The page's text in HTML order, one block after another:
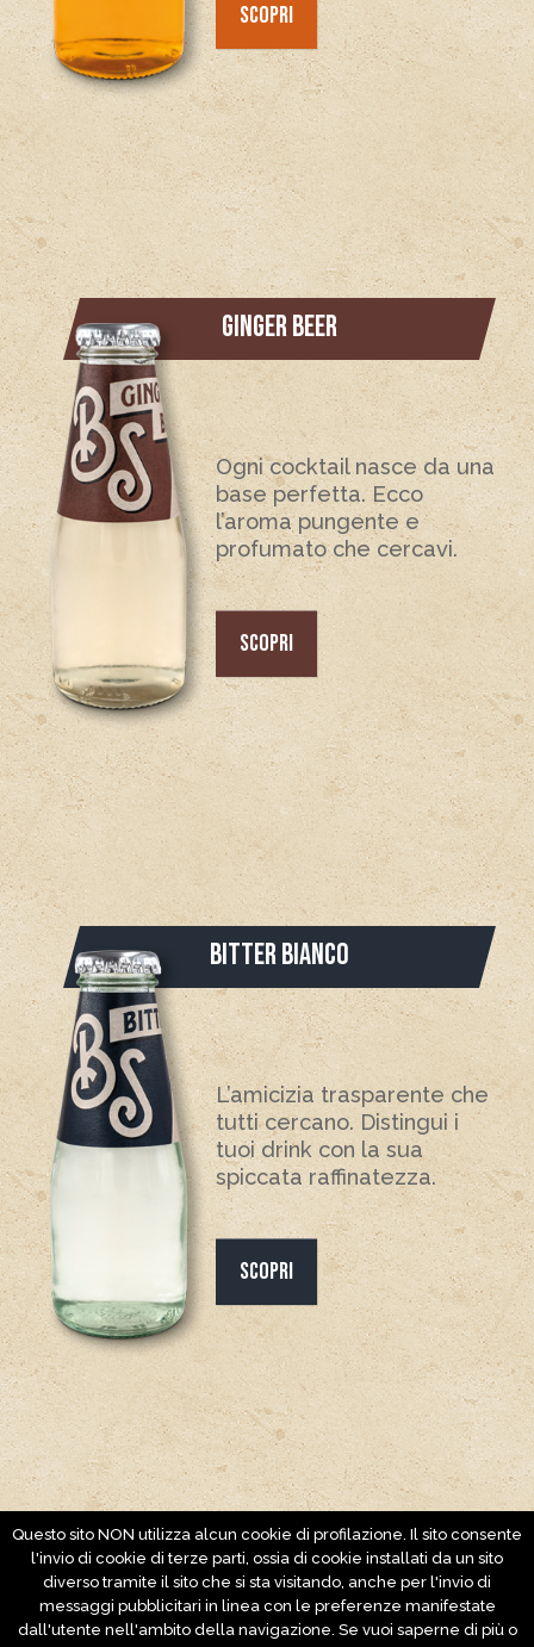
SCOPRI
GINGER BEER
Ogni cocktail nasce da una
base perfetta. Ecco
l’aroma pungente e
profumato che cercavi.
SCOPRI
BITTER BIANCO
L’amicizia trasparente che
tutti cercano. Distingui i
tuoi drink con la sua
spiccata raffinatezza.
SCOPRI
Questo sito NON utilizza alcun cookie di profilazione. Il sito consente
l'invio di cookie di terze parti, ossia di cookie installati da un sito
diverso tramite il sito che si sta visitando, anche per l'invio di
messaggi pubblicitari in linea con le preferenze manifestate
dall'utente nell'ambito della navigazione. Se vuoi saperne di più o